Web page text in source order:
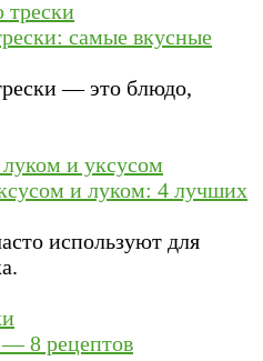
самые вкусные
— это блюдо,
и луком: 4 лучших
используют для
8 рецептов